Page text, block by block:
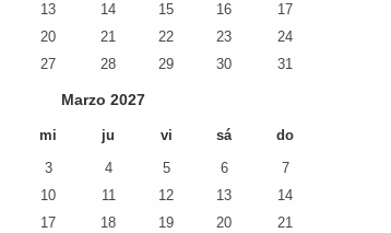
13 14 15 16
17
20 21 22 23
24
27 28 29 30 31
Marzo 2027
mi ju vi sá do
3 4 5 6
7
10 11 12 13
14
17 18 19 20
21